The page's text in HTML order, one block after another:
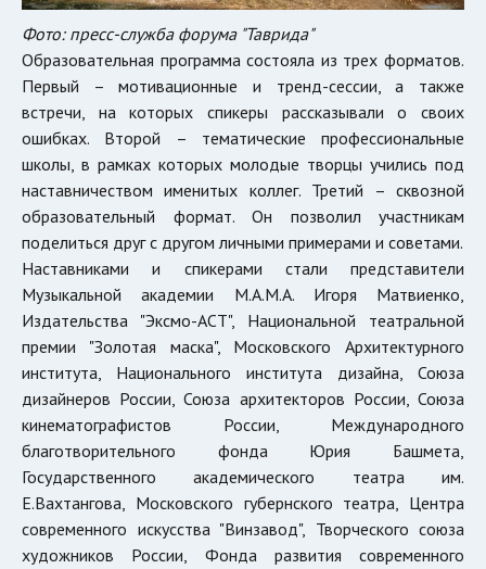
Фото: пресс-служба форума "Таврида"
Образовательная программа состояла из трех форматов.
Первый – мотивационные и тренд-сессии, а также
встречи, на которых спикеры рассказывали о своих
ошибках. Второй – тематические профессиональные
школы, в рамках которых молодые творцы учились под
наставничеством именитых коллег. Третий – сквозной
образовательный формат. Он позволил участникам
поделиться друг с другом личными примерами и советами.
Наставниками и спикерами стали представители
Музыкальной академии М.А.М.А. Игоря Матвиенко,
Издательства "Эксмо-АСТ", Национальной театральной
премии "Золотая маска", Московского Архитектурного
института, Национального института дизайна, Союза
дизайнеров России, Союза архитекторов России, Союза
кинематографистов России, Международного
благотворительного фонда Юрия Башмета,
Государственного академического театра им.
Е.Вахтангова, Московского губернского театра, Центра
современного искусства "Винзавод", Творческого союза
художников России, Фонда развития современного